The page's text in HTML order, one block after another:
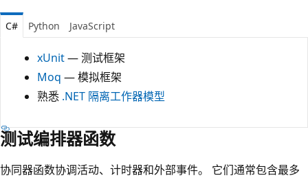
C# Python JavaScript
xUnit— 测试框架
Moq — 模拟框架
熟悉 .NET 隔离工作器模型
测试编排器函数
协同器函数协调活动、计时器和外部事件。 它们通常包含最多